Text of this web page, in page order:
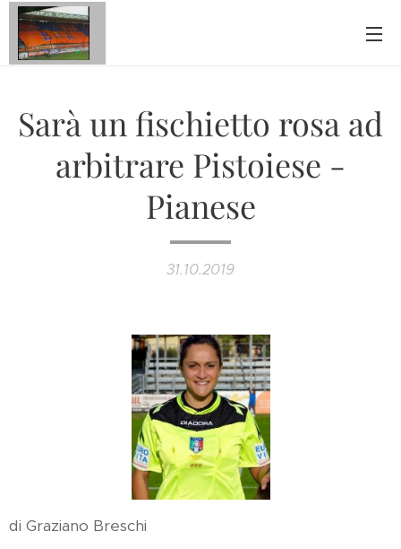
Sarà un fischietto rosa ad
arbitrare Pistoiese -
Pianese
31.10.2019
di Graziano Breschi